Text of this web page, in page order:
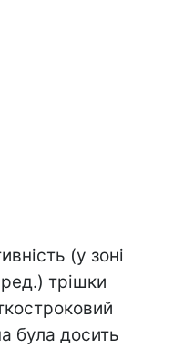
(у зоні
трішки
була досить